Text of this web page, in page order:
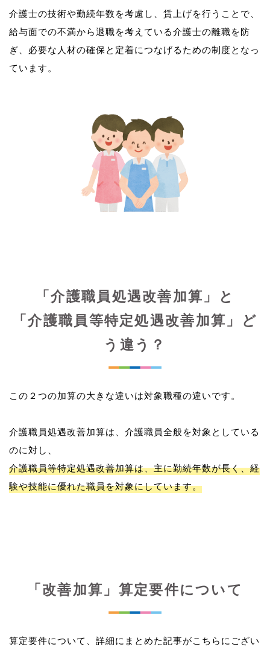
介護士の技術や勤続年数を考慮し、賃上げを行うことで、
給与面での不満から退職を考えている介護士の離職を防
ぎ、必要な人材の確保と定着につなげるための制度となっ
ています。
「介護職員処遇改善加算」と
「介護職員等特定処遇改善加算」ど
う違う？
この２つの加算の大きな違いは対象職種の違いです。
介護職員処遇改善加算は、介護職員全般を対象としている
介護職員等特定処遇改善加算は、主に勤続年数が長く、経
験や技能に優れた職員を対象にしています。
「改善加算」算定要件について
算定要件について、詳細にまとめた記事がこちらにござい